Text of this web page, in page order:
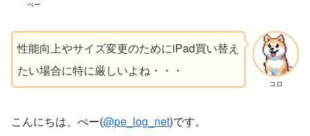
ぺー
コロ
性能向上やサイズ変更のためにiPad買い替え
たい場合に特に厳しいよね・・・
こんにちは、ぺー(@pe_log_net)です。